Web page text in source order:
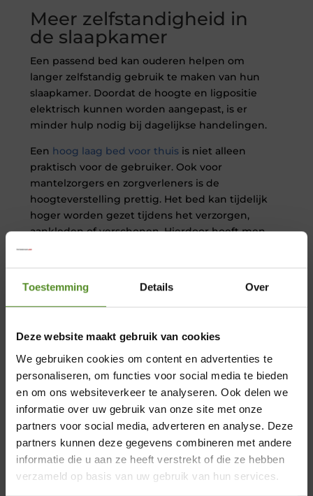
Toestemming Details Over
Deze website maakt gebruik van cookies
We gebruiken cookies om content en advertenties te
personaliseren, om functies voor social media te bieden
en om ons websiteverkeer te analyseren. Ook delen we
informatie over uw gebruik van onze site met onze
partners voor social media, adverteren en analyse. Deze
partners kunnen deze gegevens combineren met andere
informatie die u aan ze heeft verstrekt of die ze hebben
verzameld op basis van uw gebruik van hun services.
Meer zelfstandigheid in
de slaapkamer
Een passend bed kan ouderen helpen om
langer zelfstandig gebruik te maken van hun
slaapkamer. Doordat de hoogte en ligpositie
elektrisch kunnen worden aangepast, is er
minder hulp nodig bij dagelijkse handelingen.
Een hoog laag bed voor thuis is niet alleen
praktisch voor de gebruiker. Ook voor
mantelzorgers en zorgverleners is de
hoogteverstelling prettig. Het bed kan tijdelijk
hoger worden gezet tijdens het verzorgen,
aankleden of verschonen. Hierdoor hoeft men
minder ver te bukken.
Een huiselijke uitstraling
uitvoeringen combineren de praktische
functies met de uitstraling van een
comfortabele boxspring.
Er zijn verschillende stoffen, kleuren,
hoofdborden en afmetingen beschikbaar.
Hierdoor kan het bed worden afgestemd op
de bestaande slaapkamer en persoonlijke
voorkeuren. Bekijk bijvoorbeeld de
overzicht van mogelijke uitvoeringen.
Showroom Breda
×